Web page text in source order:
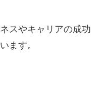
スやキャリアの成功
ます。